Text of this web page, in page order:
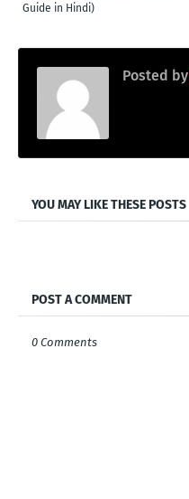
Guide in Hindi)
Posted by
YOU MAY LIKE THESE POSTS
POST A COMMENT
0 Comments